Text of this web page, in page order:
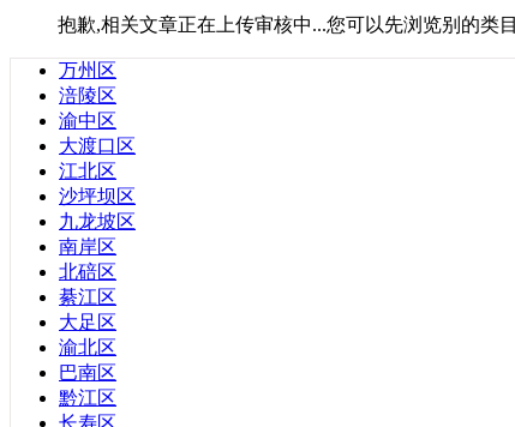
贵州省
海南省
河北省
河南省
湖北省
湖南省
江苏省
辽宁省
青海省
山东省
山西省
陕西省
四川省
云南省
浙江省
黑龙江省
台湾省
抱歉,相关文章正在上传审核中...您可以先浏览别的类目
万州区
涪陵区
渝中区
大渡口区
江北区
沙坪坝区
九龙坡区
南岸区
北碚区
綦江区
大足区
渝北区
巴南区
黔江区
长寿区